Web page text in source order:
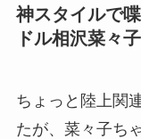
神スタイルで
ドル相沢菜々子
ちょっと陸上関
たが、菜々子ち